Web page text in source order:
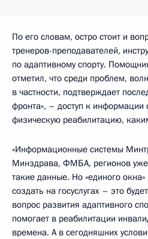
По его словам, остро стоит и
тренеров-преподавателей,
по адаптивному спорту.
отметил, что среди проблем,
в частности, подтверждает
фронта», – доступ к
физическую реабилитацию,
«Информационные системы
Минздрава, ФМБА, регионов уже
такие данные. Но «единого
создать на госуслугах – это
вопрос развития адаптивного
помогает в реабилитации
времена. А в сегодняшних